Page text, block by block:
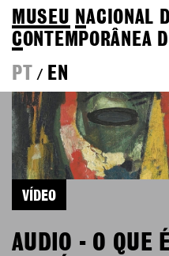
MUSEU NACIONAL
CONTEMPORÂNEA
PT
/ EN
VÍDEO
AUDIO - O QUE